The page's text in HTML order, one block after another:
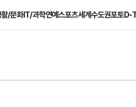
/문화IT/과학연예스포츠세계수도권포토D-